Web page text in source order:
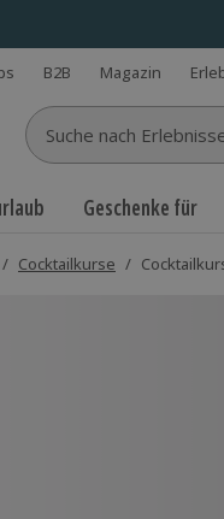
B2B Magazin
Suche nach
Geschenke für
/ Cocktailkurse /